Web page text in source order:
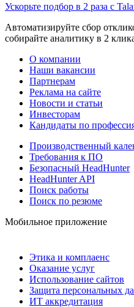
Ускорьте подбор в 2 раза с
Автоматизируйте сбор
собирайте аналитику в 2
О компании
Наши вакансии
Партнерам
Реклама на сайте
Новости и статьи
Инвесторам
Кандидаты по
Производственный
Требования к ПО
Безопасный HeadHunter
HeadHunter API
Поиск работы
Поиск по резюме
Мобильное приложение
Этика и комплаенс
Оказание услуг
Использование сайтов
Защита персональных
ИТ аккредитация